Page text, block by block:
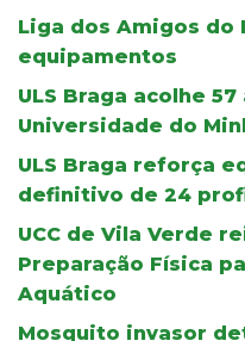
Liga dos Amigos do
equipamentos
ULS Braga acolhe
Universidade do
ULS Braga reforça
definitivo de 24
UCC de Vila Verde
Preparação Física
Aquático
Mosquito invasor